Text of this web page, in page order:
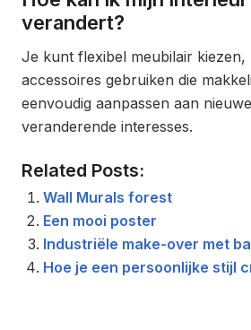
verandert?
Je kunt flexibel meubilair
accessoires gebruiken die
eenvoudig aanpassen aan
veranderende interesses.
Related Posts:
Wall Murals forest
Een mooi poster
Industriële make-over met
Hoe je een persoonlijke stijl